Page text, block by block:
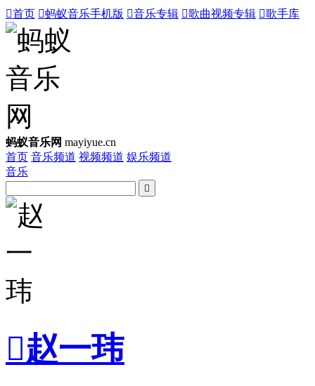
首页 蚂蚁音乐手机版 音乐专辑 歌曲视频专辑 歌手库
蚂蚁音乐网 mayiyue.cn
首页 音乐频道 视频频道 娱乐频道
音乐

赵一玮